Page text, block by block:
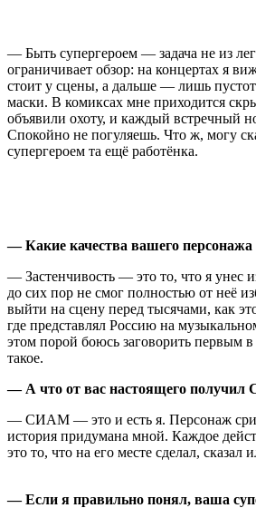
— Быть супергероем — задача не из
ограничивает обзор: на концертах я
стоит у сцены, а дальше — лишь
маски. В комиксах мне приходится
объявили охоту, и каждый встречный
Спокойно не погуляешь. Что ж, могу
супергероем та ещё работёнка.
— Какие качества вашего персонажа
— Застенчивость — это то, что я унес
до сих пор не смог полностью от неё
выйти на сцену перед тысячами, как
где представлял Россию на
этом порой боюсь заговорить первым
такое.
— А что от вас настоящего
— СИАМ — это и есть я. Персонаж
история придумана мной. Каждое
это то, что на его месте сделал,
— Если я правильно понял, ваша